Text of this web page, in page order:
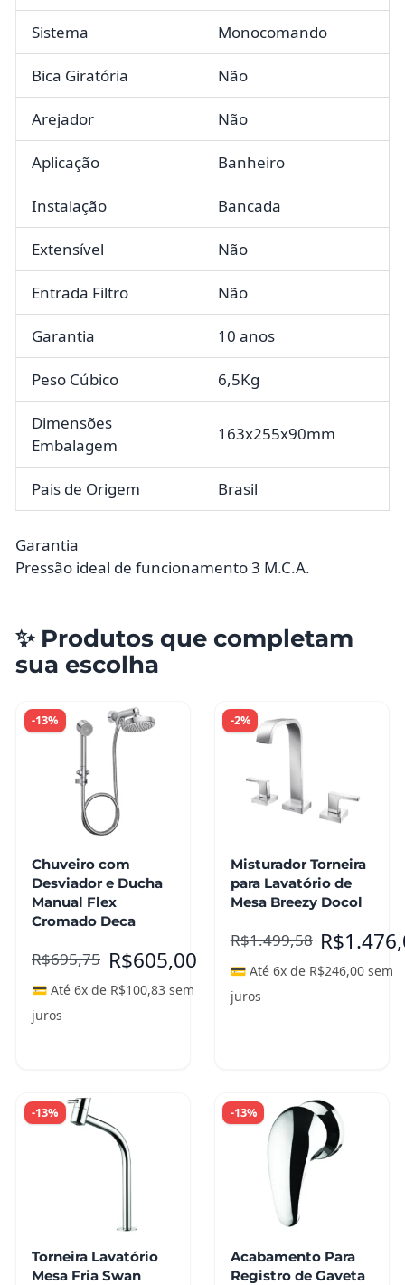
Sistema Monocomando
Bica Giratória Não
Arejador Não
Aplicação Banheiro
Instalação Bancada
Extensível Não
Entrada Filtro Não
Garantia 10 anos
Peso Cúbico 6,5Kg
Dimensões
Embalagem
163x255x90mm
Pais de Origem Brasil
Garantia
Pressão ideal de funcionamento 3 M.C.A.
✨ Produtos que completam
sua escolha
-13%
Chuveiro com
Desviador e Ducha
Manual Flex
Cromado Deca
R$695,75 R$605,00
💳 Até 6x de R$100,83 sem
juros
-2%
Misturador Torneira
para Lavatório de
Mesa Breezy Docol
R$1.499,58 R$
💳 Até 6x de R$246,00sem
juros
-13%
Torneira Lavatório
Mesa Fria Swan
-13%
Acabamento Para
Registro de Gaveta